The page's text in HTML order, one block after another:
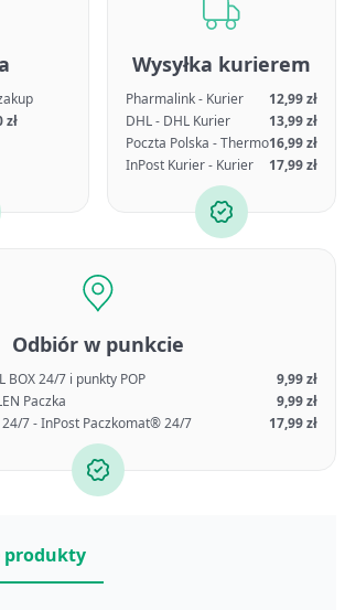
zł
Wysyłka kurierem
Pharmalink - Kurier
12,99 zł
DHL - DHL Kurier
13,99 zł
Poczta Polska - Thermo16,99 zł
InPost Kurier - Kurier
17,99 zł
Odbiór w punkcie
BOX 24/7 i punkty POP
9,99 zł
Paczka
9,99 zł
7 - InPost Paczkomat® 24/7
17,99 zł
produkty